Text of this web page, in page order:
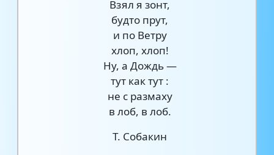
Взял я зонт,
будто прут,
и по Ветру
хлоп, хлоп!
Ну, а Дождь —
тут как тут :
не с размаху
в лоб, в лоб.
Т. Собакин